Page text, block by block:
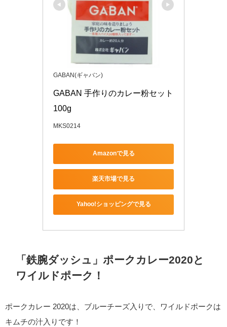
GABAN(ギャバン)
GABAN 手作りのカレー粉セット
100g
MKS0214
Amazonで見る
楽天市場で見る
Yahoo!ショッピングで見る
「鉄腕ダッシュ」ポークカレー2020と
ワイルドポーク！
ポークカレー 2020は、ブルーチーズ入りで、ワイルドポークは
キムチの汁入りです！